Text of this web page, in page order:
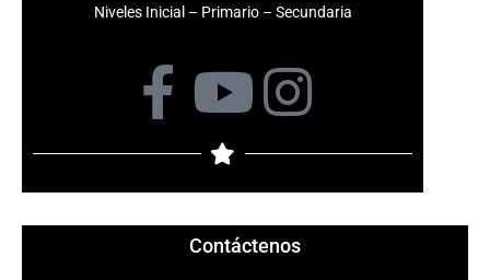
Niveles Inicial – Primario – Secundaria
F
a
c
e
Y
o
u
t
I
n
s
t
Contáctenos